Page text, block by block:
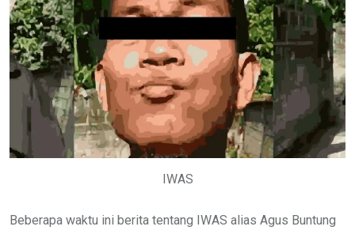
IWAS
Beberapa waktu ini berita tentang IWAS alias Agus Buntung